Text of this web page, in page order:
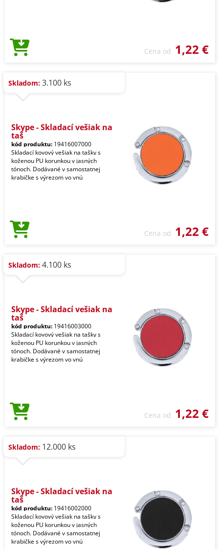
Cena od 1,22 €
Skladom: 3.100 ks
Skype - Skladací vešiak na
taš
kód produktu: 19416007000
Skladací kovový vešiak na tašky s
koženou PU korunkou v jasných
tónoch. Dodávané v samostatnej
krabičke s výrezom vo vnú
Cena od 1,22 €
Skladom: 4.100 ks
Skype - Skladací vešiak na
taš
kód produktu: 19416003000
Skladací kovový vešiak na tašky s
koženou PU korunkou v jasných
tónoch. Dodávané v samostatnej
krabičke s výrezom vo vnú
Cena od 1,22 €
Skladom: 12.000 ks
Skype - Skladací vešiak na
taš
kód produktu: 19416002000
Skladací kovový vešiak na tašky s
koženou PU korunkou v jasných
tónoch. Dodávané v samostatnej
krabičke s výrezom vo vnú